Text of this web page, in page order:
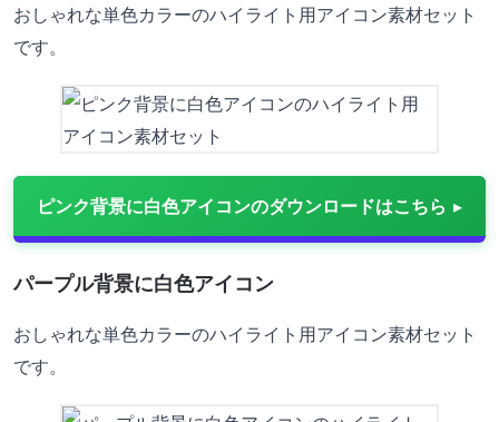
おしゃれな単色カラーのハイライト用アイコン素材セット
です。
ピンク背景に白色アイコンのダウンロードはこちら
パープル背景に白色アイコン
おしゃれな単色カラーのハイライト用アイコン素材セット
です。